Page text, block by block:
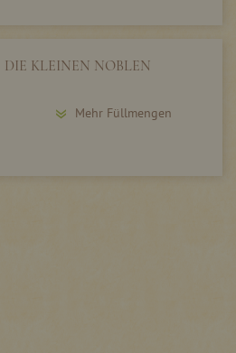
DIE KLEINEN NOBLEN
Mehr Füllmengen